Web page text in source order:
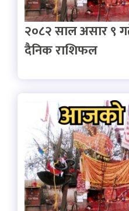
२०८२ साल असार ९
दैनिक राशिफल